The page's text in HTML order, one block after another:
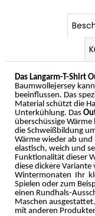
Das Langarm-T-Shirt
Baumwollejersey
beeinflussen. Das
Material schützt die
Unterkühlung. Das
überschüssige
die Schweißbildung
Wärme wieder ab und
elastisch, weich und
Funktionalität dieser
diese dickere
Wintermonaten Ihr
Spielen oder zum
einen Rundhals-
Maschen
mit anderen